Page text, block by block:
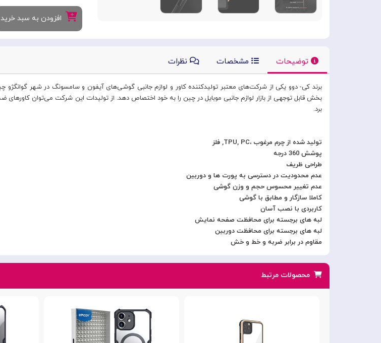
افزودن به سبد خرید
توضیحات مشخصات نظرات
بخش قابل توجهی از بازار لوازم جانبی موبایل در چین را به خود اختصاص دهد. از تولیدات این شرکت می‌توان
برد.
تولید شده از چرم مرغوب ،TPU, PC, فلز
پوشش 360 درجه
طراحی ظریف
عدم محدودیت در دسترسی به پورت ها و دوربین
عدم تغییر محسوس حجم و وزن گوشی
کاملا سازگار و مطابق با گوشی
کاربردی با نصب آسان
لبه های برجسته برای محافظت صفحه نمایش
لبه های برجسته برای محافظت دوربین
مقاوم در برابر ضربه و خط و خش
محصولات مرتبط